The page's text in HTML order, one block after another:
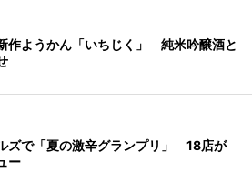
作ようかん「いちじく」 純米吟醸酒と
ズで「夏の激辛グランプリ」 18店が
ー